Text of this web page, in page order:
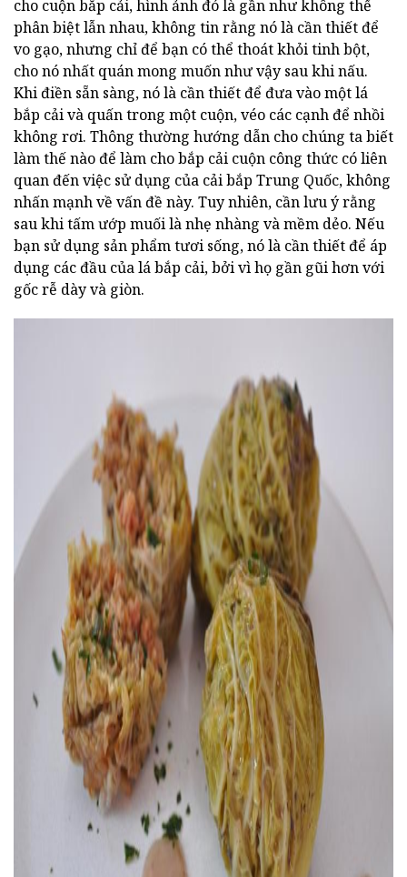
cho cuộn bắp cải, hình ảnh đó là gần như không thể
phân biệt lẫn nhau, không tin rằng nó là cần thiết để
vo gạo, nhưng chỉ để bạn có thể thoát khỏi tinh bột,
cho nó nhất quán mong muốn như vậy sau khi nấu.
Khi điền sẵn sàng, nó là cần thiết để đưa vào một lá
bắp cải và quấn trong một cuộn, véo các cạnh để nhồi
không rơi. Thông thường hướng dẫn cho chúng ta biết
làm thế nào để làm cho bắp cải cuộn công thức có liên
quan đến việc sử dụng của cải bắp Trung Quốc, không
nhấn mạnh về vấn đề này. Tuy nhiên, cần lưu ý rằng
sau khi tấm ướp muối là nhẹ nhàng và mềm dẻo. Nếu
bạn sử dụng sản phẩm tươi sống, nó là cần thiết để áp
dụng các đầu của lá bắp cải, bởi vì họ gần gũi hơn với
gốc rễ dày và giòn.
ad